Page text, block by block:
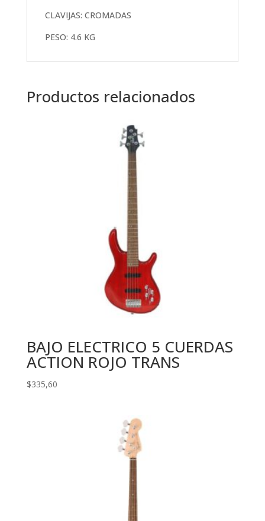
CLAVIJAS: CROMADAS
PESO: 4.6 KG
Productos relacionados
BAJO ELECTRICO 5 CUERDAS
ACTION ROJO TRANS
$335,60